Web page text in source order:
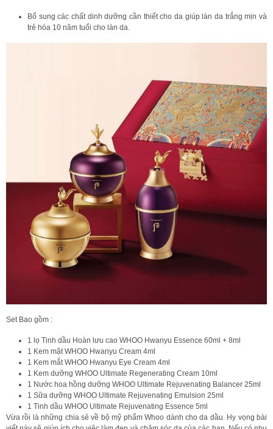
Bổ sung các chất dinh dưỡng cần thiết cho da giúp làn da trắng mịn và
trẻ hóa 10 năm tuổi cho làn da.
Set Bao gồm :
1 lọ Tinh dầu Hoàn lưu cao WHOO Hwanyu Essence 60ml + 8ml
1 Kem mặt WHOO Hwanyu Cream 4ml
1 Kem mắt WHOO Hwanyu Eye Cream 4ml
1 Kem dưỡng WHOO Ultimate Regenerating Cream 10ml
1 Nước hoa hồng dưỡng WHOO Ultimate Rejuvenating Balancer 25ml
1 Sữa dưỡng WHOO Ultimate Rejuvenating Emulsion 25ml
1 Tinh dầu WHOO Ultimate Rejuvenating Essence 5ml
Vừa rồi là những chia sẻ về bộ mỹ phẩm Whoo dành cho da dầu. Hy vọng bài